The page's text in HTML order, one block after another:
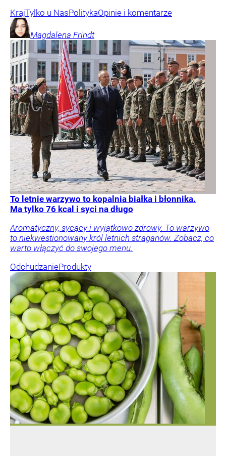
KrajTylko u NasPolitykaOpinie i komentarze
Magdalena Frindt
To letnie warzywo to kopalnia białka i błonnika.
Ma tylko 76 kcal i syci na długo
Aromatyczny, sycący i wyjątkowo zdrowy. To warzywo
to niekwestionowany król letnich straganów. Zobacz, co
warto włączyć do swojego menu.
OdchudzanieProdukty